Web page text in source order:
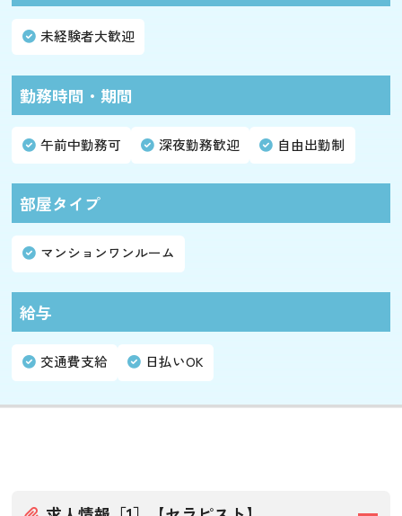
未経験者大歓迎
勤務時間・期間
午前中勤務可 深夜勤務歓迎 自由出勤制
部屋タイプ
マンションワンルーム
給与
交通費支給 日払いOK